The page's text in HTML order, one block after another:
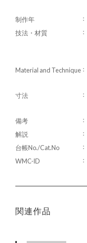
制作年
技法・材質
Material and Technique
寸法
備考
解説
台帳No./Cat.No
WMC-ID
関連作品